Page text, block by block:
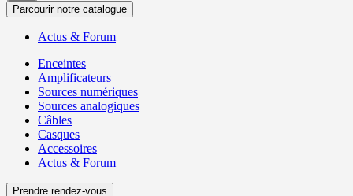
Parcourir notre catalogue
Actus & Forum
Enceintes
Amplificateurs
Sources numériques
Sources analogiques
Câbles
Casques
Accessoires
Actus & Forum
Prendre rendez-vous